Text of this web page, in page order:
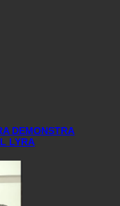
DEMONSTRA
LYRA